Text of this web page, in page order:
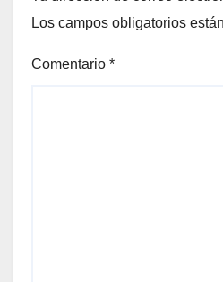
Los campos obligatorios
Comentario *